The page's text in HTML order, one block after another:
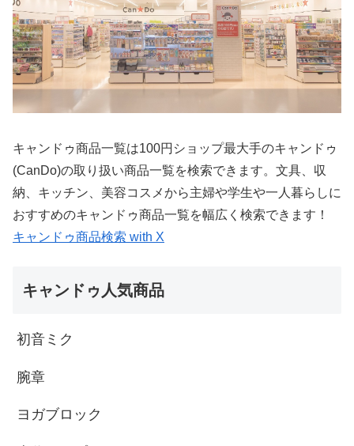
キャンドゥ商品一覧は100円ショップ最大手のキャンドゥ
(CanDo)の取り扱い商品一覧を検索できます。文具、収
納、キッチン、美容コスメから主婦や学生や一人暮らしに
おすすめのキャンドゥ商品一覧を幅広く検索できます！
キャンドゥ商品検索 with X
キャンドゥ人気商品
初音ミク
腕章
ヨガブロック